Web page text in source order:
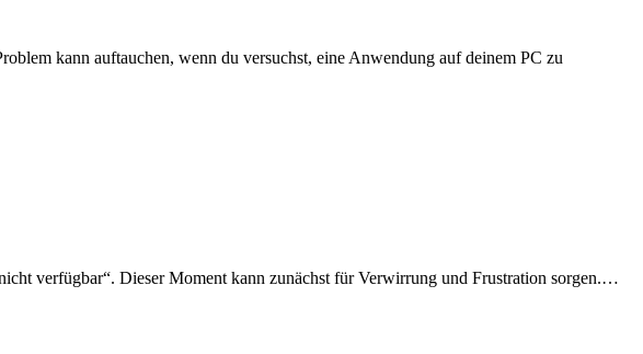
kann auftauchen, wenn du versuchst, eine Anwendung auf deinem PC zu
verfügbar“. Dieser Moment kann zunächst für Verwirrung und Frustration sorgen.…